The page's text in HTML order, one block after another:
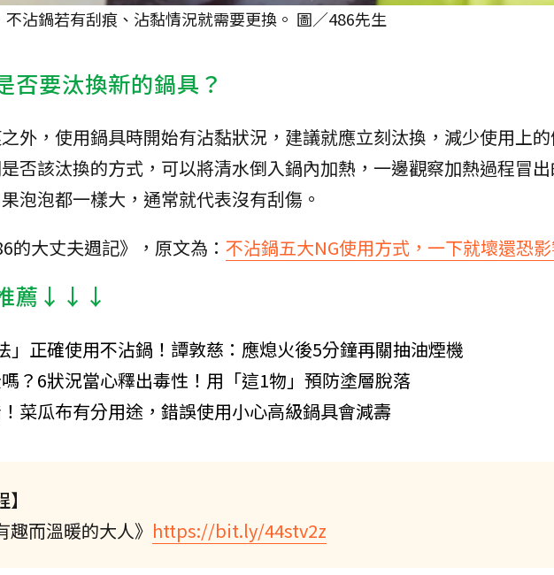
不沾鍋若有刮痕、沾黏情況就需要更換。 圖／486先生
否要汰換新的鍋具？
外，使用鍋具時開始有沾黏狀況，建議就應立刻汰換，減少使用上
否該汰換的方式，可以將清水倒入鍋內加熱，一邊觀察加熱過程冒
泡泡都一樣大，通常就代表沒有刮傷。
的大丈夫週記》，原文為： 不沾鍋五大NG使用方式，一下就壞還恐
薦↓↓↓
」正確使用不沾鍋！譚敦慈：應熄火後5分鐘再關抽油煙機
？6狀況當心釋出毒性！用「這1物」預防塗層脫落
菜瓜布有分用途，錯誤使用小心高級鍋具會減壽
趣而溫暖的大人》 https://bit.ly/44stv2z